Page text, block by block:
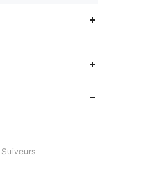
Suiveurs